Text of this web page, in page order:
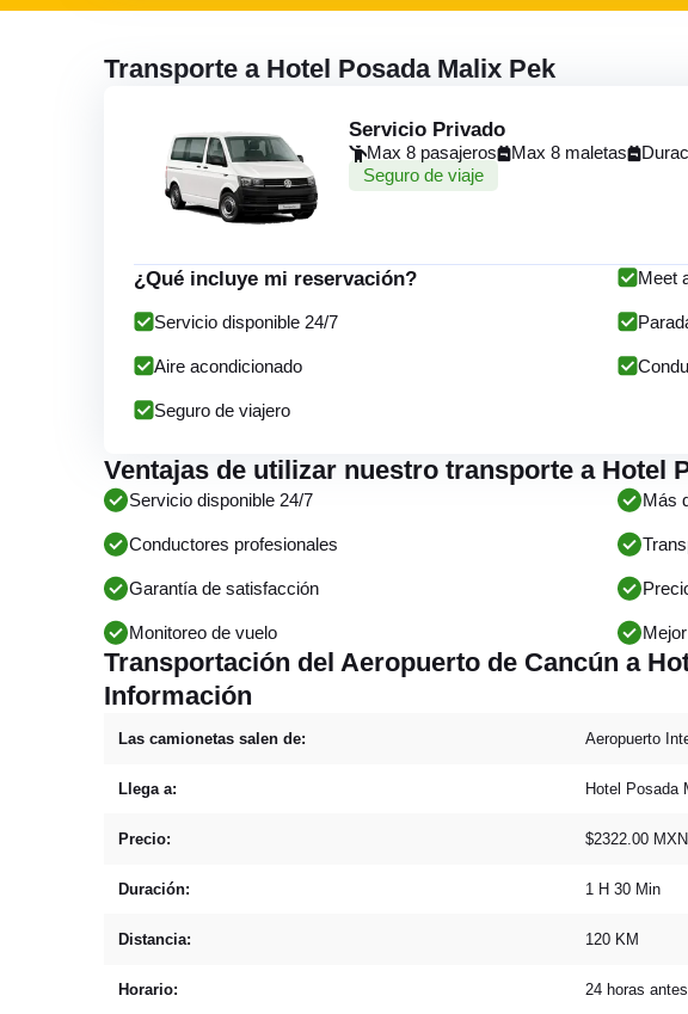
Transporte a Hotel Posada Malix Pek
Servicio Privado
Max 8 pasajeros Max 8 maletas
Seguro de viaje
¿Qué incluye mi reservación? Meet
Servicio disponible 24/7
Aire acondicionado
Seguro de viajero
Ventajas de utilizar nuestro transporte a Hotel
Servicio disponible 24/7 Más
Conductores profesionales
Garantía de satisfacción
Monitoreo de vuelo
Transportación del Aeropuerto de Cancún a
Información
Las camionetas salen de: Aeropuerto
Llega a: Hotel Posada
Precio: $2322.00
Duración: 1 H 30 Min
Distancia: 120 KM
Horario: 24 horas